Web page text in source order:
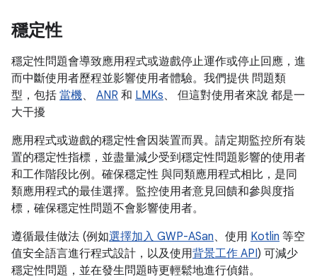
穩定性
穩定性問題會導致應用程式或遊戲停止運作或停止回應，進
而中斷使用者歷程並影響使用者體驗。我們提供 問題類
型，包括 當機、 ANR 和 LMKs、 但這對使用者來說 都是一
大干擾
應用程式或遊戲的穩定性會因裝置而異。請定期監控所有裝
置的穩定性指標，並盡量減少受到穩定性問題影響的使用者
和工作階段比例。確保穩定性 與同類應用程式相比，是同
類應用程式的最佳選擇。監控使用者意見回饋和參與度指
標，確保穩定性問題不會影響使用者。
遵循最佳做法 (例如選擇加入 GWP-ASan、使用 Kotlin 等空
值安全語言進行程式設計，以及使用背景工作 API) 可減少
穩定性問題，並在發生問題時更輕鬆地進行偵錯。